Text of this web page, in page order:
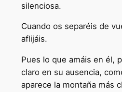
silenciosa.
Cuando os separéis de
aflijáis.
Pues lo que amáis en él,
claro en su ausencia,
aparece la montaña más